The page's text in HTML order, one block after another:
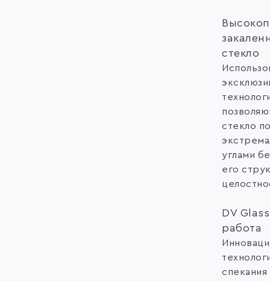
стекло
стекло
углами
его
DV
работа
спекания